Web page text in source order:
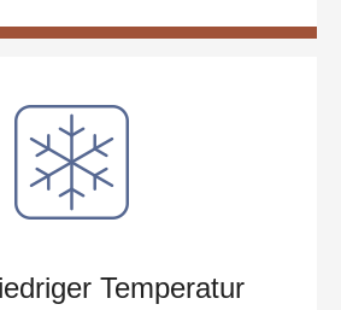
Temperatur